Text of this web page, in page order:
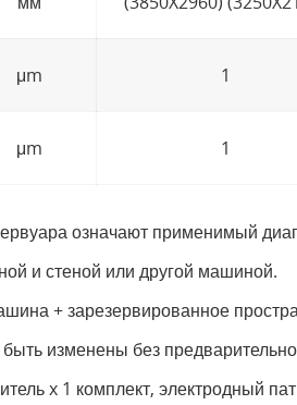
μm 1
μm 1
означают применимый
и стеной или другой машиной.
+ зарезервированное
быть изменены без
x 1 комплект, электродный